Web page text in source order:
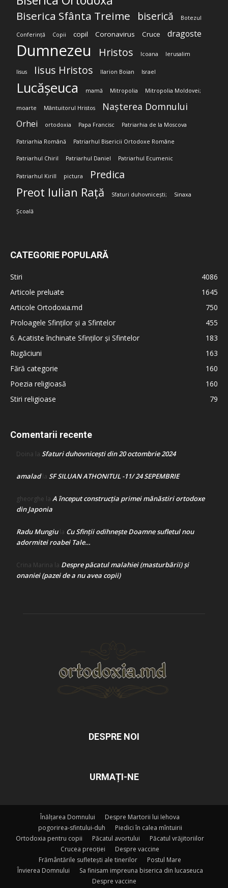
Biserica Sfânta Treime biserică Botezul
Conferință Copii copil Coronavirus Cruce dragoste
Dumnezeu Hristos Icoana Ierusalim
Iisus Iisus Hristos Ilarion Boian Israel
Lucășeuca mamă Mitropolia Mitropolia Moldovei;
moarte Mântuitorul Hristos Nașterea Domnului
Orhei ortodoxia Papa Francisc Patriarhia de la Moscova
Patriarhia Română Patriarhul Bisericii Ortodoxe Române
Patriarhul Chiril Patriarhul Daniel Patriarhul Ecumenic
Patriarhul Kirill pictura Predica
Preot Iulian Rață Sfaturi duhovnicești; Sinaxa
Școală
CATEGORIE POPULARĂ
Stiri
4086
Articole preluate
1645
Articole Ortodoxia.md
750
Proloagele Sfinților și a Sfintelor
455
6. Acatiste închinate Sfinților și Sfintelor
183
Rugăciuni
163
Fără categorie
160
Poezia religioasă
160
Stiri religioase
79
Comentarii recente
Doina la Sfaturi duhovnicești din 20 octombrie 2024
amaladla SF SILUAN ATHONITUL -11/ 24 SEPEMBRIE
gheorghe la A început construcţia primei mănăstiri ortodoxe
din Japonia
Radu Mungiula Cu Sfinții odihnește Doamne sufletul nou
adormitei roabei Tale…
Crina Marina la Despre păcatul malahiei (masturbării) şi
onaniei (pazei de a nu avea copii)
DESPRE NOI
URMAȚI-NE
Înălțarea Domnului
Despre Martorii lui Iehova
pogorirea-sfintului-duh
Piedici în calea mîntuirii
Ortodoxia pentru copii
Păcatul avortului
Păcatul vrăjitoriilor
Crucea preoției
Despre vaccine
Frământările sufletești ale tinerilor
Postul Mare
Învierea Domnului
Sa finisam impreuna biserica din lucaseuca
Despre vaccine